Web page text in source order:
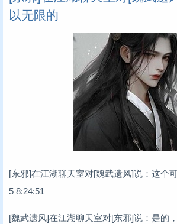
以无限的
[东邪]在江湖聊天室对[魏武遗风]说：这个
5 8:24:51
[魏武遗风]在江湖聊天室对[东邪]说：是的